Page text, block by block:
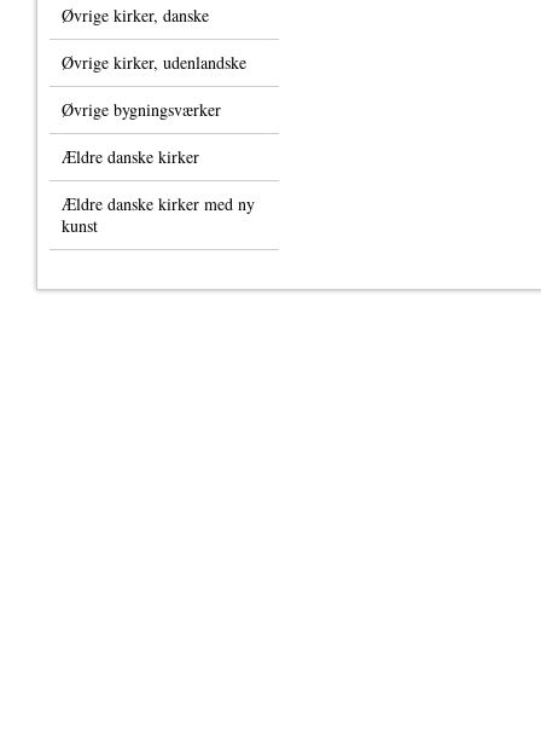
Øvrige kirker, danske
Øvrige kirker, udenlandske
Øvrige bygningsværker
Ældre danske kirker
Ældre danske kirker med ny
kunst